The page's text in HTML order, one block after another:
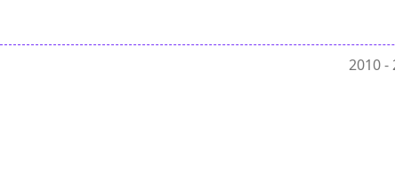
2010 -